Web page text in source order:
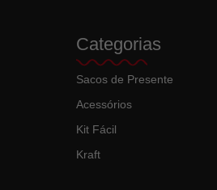
Categorias
Sacos de Presente
Acessórios
Kit Fácil
Kraft